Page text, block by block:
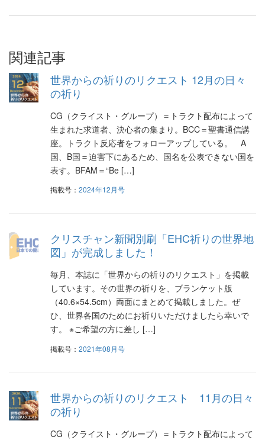
ビ
ゲ
ー
関連記事
世界からの祈りのリクエスト 12月の日々
の祈り
CG（クライスト・グループ）＝トラクト配布によって
生まれた求道者、決心者の集まり。BCC＝聖書通信講
座。トラクト反応者をフォローアップしている。 A
国、B国＝迫害下にあるため、国名を公表できない国を
表す。BFAM＝“Be […]
掲載号： 2024年12月号
クリスチャン新聞別刷「EHC祈りの世界地
図」が完成しました！
毎月、本誌に「世界からの祈りのリクエスト」を掲載
しています。その世界の祈りを、ブランケット版
（40.6×54.5cm）両面にまとめて掲載しました。ぜ
ひ、世界各国のためにお祈りいただけましたら幸いで
す。 ※ご希望の方に差し […]
掲載号： 2021年08月号
世界からの祈りのリクエスト 11月の日々
の祈り
CG（クライスト・グループ）＝トラクト配布によって